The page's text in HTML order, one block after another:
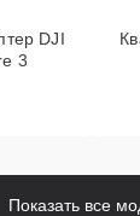
DJI
3
Показать все